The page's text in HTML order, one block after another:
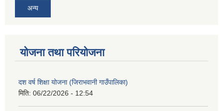
अन्य
योजना तथा परियोजना
दश वर्ष शिक्षा योजना (जिराभवानी गाउँपालिका)
मिति: 06/22/2026 - 12:54